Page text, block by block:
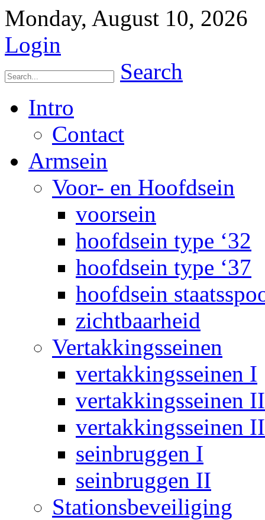
Monday, August 10, 2026
Login
Search
Intro
Contact
Armsein
Voor- en Hoofdsein
voorsein
hoofdsein type ‘32
hoofdsein type ‘37
hoofdsein
zichtbaarheid
Vertakkingsseinen
vertakkingsseinen I
vertakkingsseinen II
vertakkingsseinen
seinbruggen I
seinbruggen II
Stationsbeveiliging